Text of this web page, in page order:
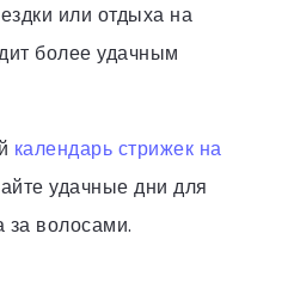
или отдыха на
более удачным
календарь стрижек на
удачные дни для
за волосами.